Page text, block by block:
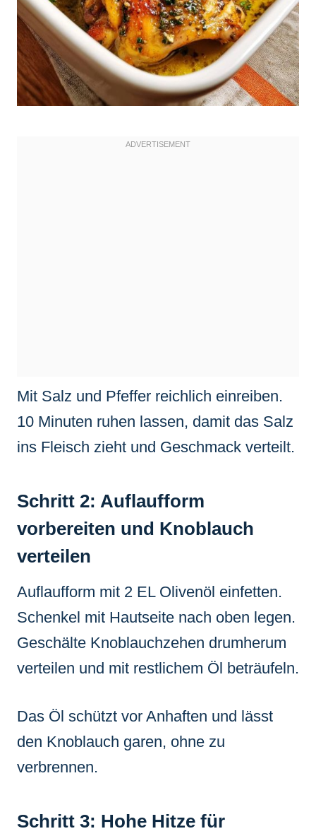
Mit Salz und Pfeffer reichlich einreiben.
10 Minuten ruhen lassen, damit das Salz
ins Fleisch zieht und Geschmack verteilt.
Schritt 2: Auflaufform
vorbereiten und Knoblauch
verteilen
Auflaufform mit 2 EL Olivenöl einfetten.
Schenkel mit Hautseite nach oben legen.
Geschälte Knoblauchzehen drumherum
verteilen und mit restlichem Öl beträufeln.
Das Öl schützt vor Anhaften und lässt
den Knoblauch garen, ohne zu
verbrennen.
Schritt 3: Hohe Hitze für